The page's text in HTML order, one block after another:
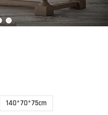
140*70*75cm